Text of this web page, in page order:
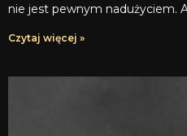
nie jest pewnym nadużyciem.
Czytaj więcej »